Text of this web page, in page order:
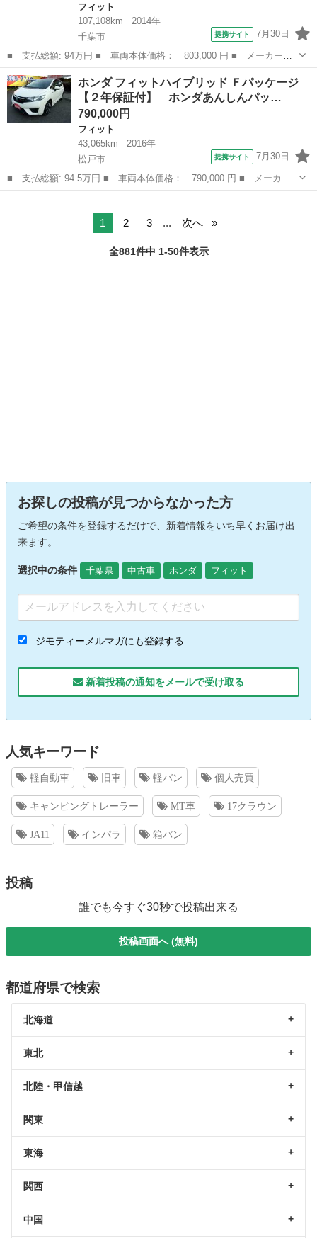
フィット
107,108km
2014年
千葉市
提携サイト 7月30日
■ 支払総額: 94万円 ■ 車両本体価格： 803,000 円 ■ メーカー
名： ホンダ ■ 車種名： フィット ■ グレード名： ＲＳ ６速
ＭＴ／無限ドアバイザー／クルーズコントロール／禁煙／純正ナビ／
バックカメラ／フ...
千葉 千葉市 フィット
ホンダ フィットハイブリッド Ｆパッケージ
【２年保証付】 ホンダあんしんパッ…
790,000円
フィット
43,065km
2016年
松戸市
提携サイト 7月30日
■ 支払総額: 94.5万円 ■ 車両本体価格： 790,000 円 ■ メーカー
名： ホンダ ■ 車種名： フィットハイブリッド ■ グレード
1 2 3 ... 次へ
全881件中 1-50件表示
お探しの投稿が見つからなかった方
ご希望の条件を登録するだけで、新着情報をいち早くお届け出
来ます。
選択中の条件 千葉県 中古車 ホンダ フィット
ジモティーメルマガにも登録する
新着投稿の通知をメールで受け取る
人気キーワード
軽自動車 旧車 軽バン 個人売買
キャンピングトレーラー MT車 17クラウン
JA11 インパラ 箱バン
投稿
誰でも今すぐ30秒で投稿出来る
投稿画面へ (無料)
都道府県で検索
北海道
東北
北陸・甲信越
関東
東海
関西
中国